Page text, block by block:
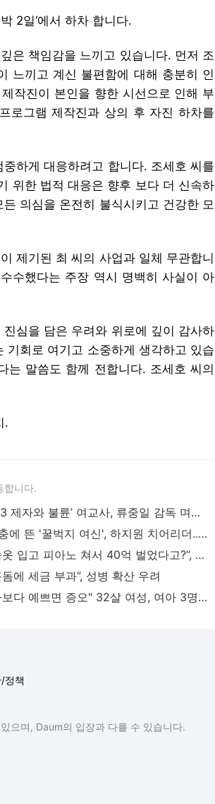
2일‘에서 하차 합니다.
은 책임감을 느끼고 있습니다. 먼저 조
느끼고 계신 불편함에 대해 충분히 인
작진이 본인을 향한 시선으로 인해 부
로그램 제작진과 상의 후 자진 하차를
하게 대응하려고 합니다. 조세호 씨를
위한 법적 대응은 향후 보다 더 신속하
의심을 온전히 불식시키고 건강한 모
제기된 최 씨의 사업과 일체 무관합니
수했다는 주장 역시 명백히 사실이 아
심을 담은 우려와 위로에 깊이 감사하
회로 여기고 소중하게 생각하고 있습
는 말씀도 함께 전합니다. 조세호 씨의
.
합니다.
‘고3 제자와 불륜’ 여교사, 류중일 감독 며느리였다…무혐의 처분에 “처벌해달라” 청원[MD이
장충에 뜬 '꿀벅지 여신', 하지원 치어리더...'한파주의보에도 하의실종' 응원[치얼UP영상]
“속옷 입고 피아노 쳐서 40억 벌었다고?”, 롤코녀 이해인 근황
돔에 세금 부과”, 성병 확산 우려
"나보다 예쁘면 증오" 32살 여성, 여아 3명 끔찍 살해
정책
으며, Daum의 입장과 다를 수 있습니다.